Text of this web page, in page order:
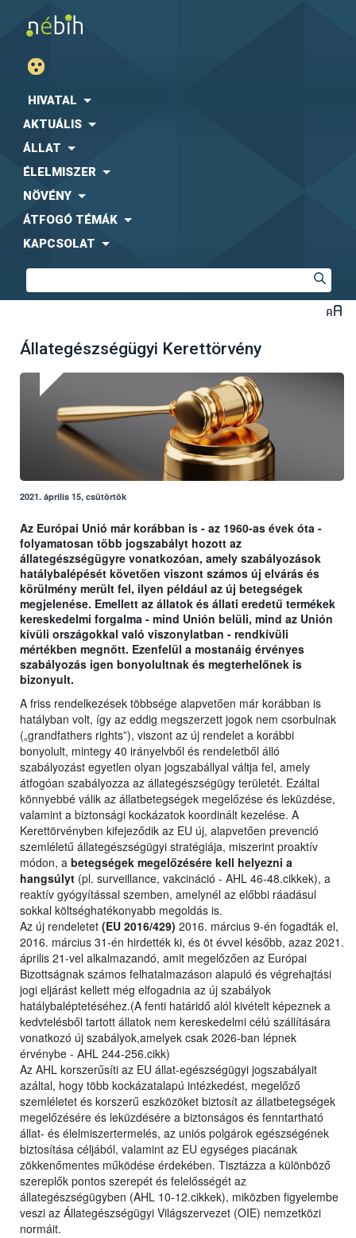
HIVATAL
AKTUÁLIS
ÁLLAT
ÉLELMISZER
NÖVÉNY
ÁTFOGÓ TÉMÁK
KAPCSOLAT
Állategészségügyi Kerettörvény
2021. április 15, csütörtök
Az Európai Unió már korábban is - az 1960-as évek óta -
folyamatosan több jogszabályt hozott az
állategészségügyre vonatkozóan, amely szabályozások
hatálybalépését követően viszont számos új elvárás és
körülmény merült fel, ilyen például az új betegségek
megjelenése. Emellett az állatok és állati eredetű termékek
kereskedelmi forgalma - mind Unión belüli, mind az Unión
kívüli országokkal való viszonylatban - rendkívüli
mértékben megnőtt. Ezenfelül a mostanáig érvényes
szabályozás igen bonyolultnak és megterhelőnek is
bizonyult.
A friss rendelkezések többsége alapvetően már korábban is
hatályban volt, így az eddig megszerzett jogok nem csorbulnak
(„grandfathers rights”), viszont az új rendelet a korábbi
bonyolult, mintegy 40 irányelvből és rendeletből álló
szabályozást egyetlen olyan jogszabállyal váltja fel, amely
átfogóan szabályozza az állategészségügy területét. Ezáltal
könnyebbé válik az állatbetegségek megelőzése és leküzdése,
valamint a biztonsági kockázatok koordinált kezelése. A
Kerettörvényben kifejeződik az EU új, alapvetően prevenció
szemléletű állategészségügyi stratégiája, miszerint proaktív
módon, a betegségek megelőzésére kell helyezni a
hangsúlyt (pl. surveillance, vakcináció - AHL 46-48.cikkek), a
reaktív gyógyítással szemben, amelynél az előbbi ráadásul
sokkal költséghatékonyabb megoldás is.
Az új rendeletet (EU 2016/429) 2016. március 9-én fogadták el,
2016. március 31-én hirdették ki, és öt évvel később, azaz 2021.
április 21-vel alkalmazandó, amit megelőzően az Európai
Bizottságnak számos felhatalmazáson alapuló és végrehajtási
jogi eljárást kellett még elfogadnia az új szabályok
hatálybaléptetéséhez.(A fenti határidő alól kivételt képeznek a
kedvtelésből tartott állatok nem kereskedelmi célú szállítására
vonatkozó új szabályok,amelyek csak 2026-ban lépnek
érvénybe - AHL 244-256.cikk)
Az AHL korszerűsíti az EU állat-egészségügyi jogszabályait
azáltal, hogy több kockázatalapú intézkedést, megelőző
szemléletet és korszerű eszközöket biztosít az állatbetegségek
megelőzésére és leküzdésére a biztonságos és fenntartható
állat- és élelmiszertermelés, az uniós polgárok egészségének
biztosítása céljából, valamint az EU egységes piacának
zökkenőmentes működése érdekében. Tisztázza a különböző
szereplők pontos szerepét és felelősségét az
állategészségügyben (AHL 10-12.cikkek), miközben figyelembe
veszi az Állategészségügyi Világszervezet (OIE) nemzetközi
normáit.